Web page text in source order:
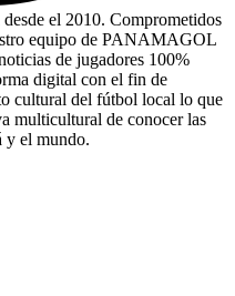
el 2010. Comprometidos
equipo de PANAMAGOL
de jugadores 100%
digital con el fin de
cultural del fútbol local lo que
multicultural de conocer las
y el mundo.